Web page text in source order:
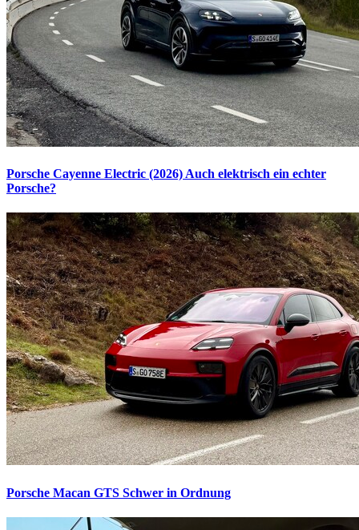
Porsche Cayenne Electric (2026) Auch elektrisch ein echter
Porsche?
Porsche Macan GTS Schwer in Ordnung